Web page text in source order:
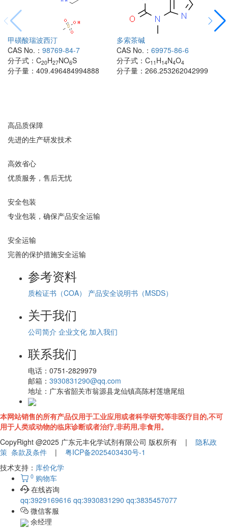
甲磺酸瑞波西汀
CAS No.： 98769-84-7
分子式： C20H27NO6S
分子量： 409.496484994888
多索茶碱
CAS No.： 69975-86-6
分子式： C11 H14N4O4
分子量： 266.253262042999
高品质保障
先进的生产研发技术
高效省心
优质服务，售后无忧
安全包装
专业包装，确保产品安全运输
安全运输
完善的保护措施安全运输
参考资料
质检证书（COA） 产品安全说明书（MSDS）
关于我们
公司简介 企业文化 加入我们
联系我们
电话： 0751-2829979
邮箱： 3930831290@qq.com
地址： 广东省韶关市翁源县龙仙镇高陈村莲塘尾组
本网站销售的所有产品仅用于工业应用或者科学研究等非医疗目的,不可
用于人类或动物的临床诊断或者治疗,非药用,非食用。
CopyRight @2025 广东元丰化学试剂有限公司 版权所有 | 隐私政
策 条款及条件 | 粤ICP备2025403430号-1
技术支持： 库价化学
0 购物车
在线咨询
qq:3929169616 qq:3930831290 qq:3835457077
微信客服
余经理